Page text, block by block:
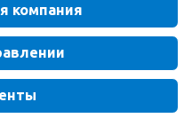
компания